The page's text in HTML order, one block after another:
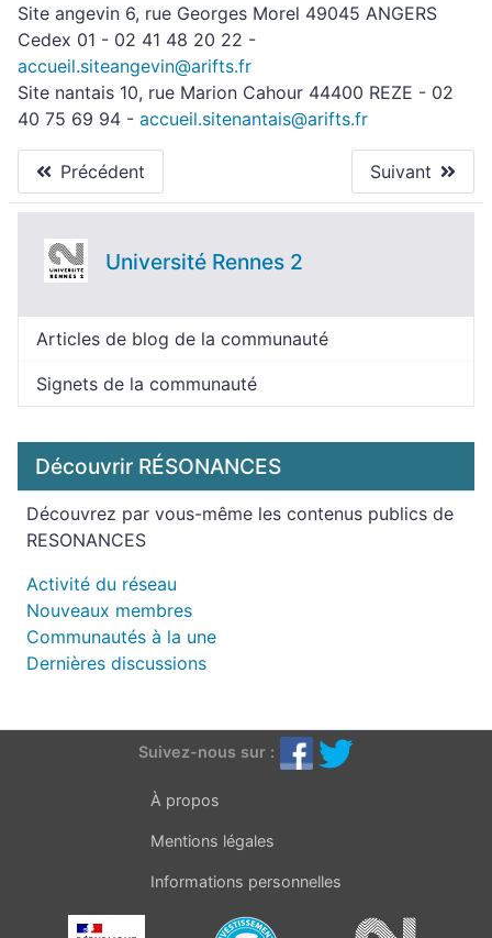
Site angevin 6, rue Georges Morel 49045 ANGERS
Cedex 01 - 02 41 48 20 22 -
accueil.siteangevin@arifts.fr
Site nantais 10, rue Marion Cahour 44400 REZE - 02
40 75 69 94 - accueil.sitenantais@arifts.fr
Précédent Suivant
Université Rennes 2
Articles de blog de la communauté
Signets de la communauté
Découvrir RÉSONANCES
Découvrez par vous-même les contenus publics de
RESONANCES
Activité du réseau
Nouveaux membres
Communautés à la une
Dernières discussions
Suivez-nous sur :
À propos
Mentions légales
Informations personnelles